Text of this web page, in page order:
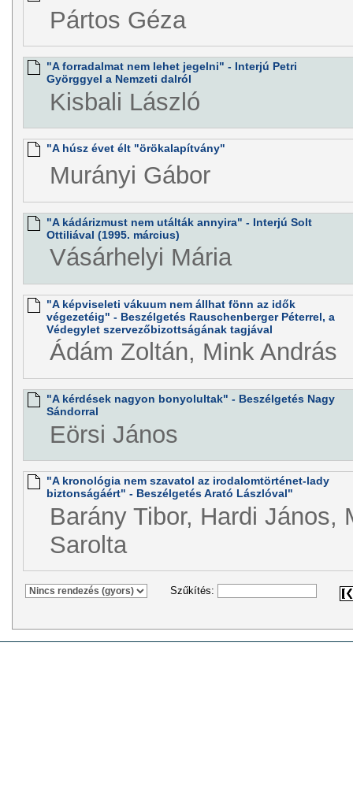
Pártos Géza
"A forradalmat nem lehet jegelni" - Interjú Petri
Györggyel a Nemzeti dalról
Kisbali László
"A húsz évet élt "örökalapítvány"
Murányi Gábor
"A kádárizmust nem utálták annyira" - Interjú Solt
Ottiliával (1995. március)
Vásárhelyi Mária
"A képviseleti vákuum nem állhat fönn az idők
végezetéig" - Beszélgetés Rauschenberger Péterrel, a
Védegylet szervezőbizottságának tagjával
Ádám Zoltán, Mink András
"A kérdések nagyon bonyolultak" - Beszélgetés Nagy
Sándorral
Eörsi János
"A kronológia nem szavatol az irodalomtörténet-lady
biztonságáért" - Beszélgetés Arató Lászlóval"
Barány Tibor, Hardi János,
Sarolta
Szűkítés: